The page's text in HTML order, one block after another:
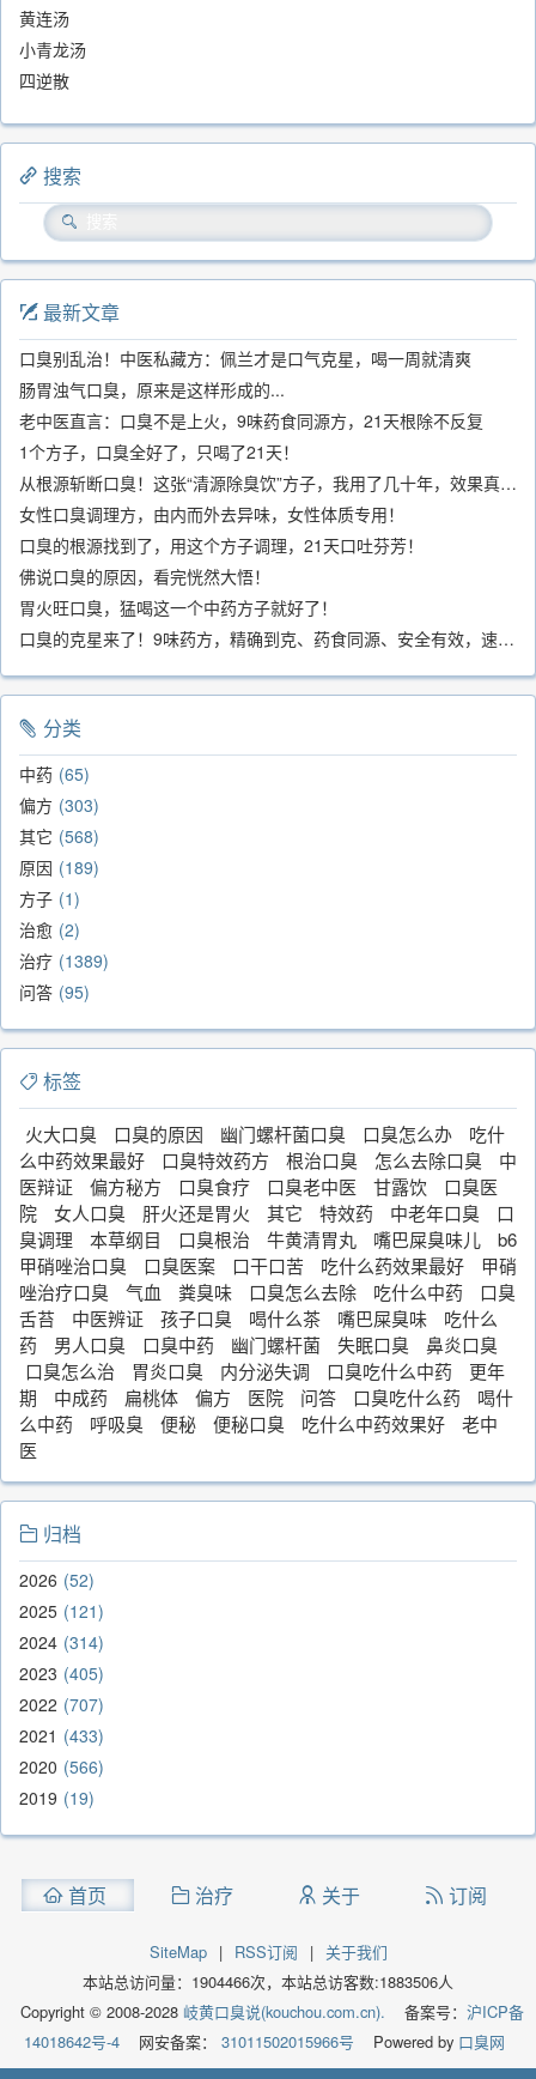
黄连汤
小青龙汤
四逆散
搜索
最新文章
口臭别乱治！中医私藏方：佩兰才是口气克星，喝一周就清爽
肠胃浊气口臭，原来是这样形成的...
老中医直言：口臭不是上火，9味药食同源方，21天根除不反复
1个方子，口臭全好了，只喝了21天！
从根源斩断口臭！这张“清源除臭饮”方子，我用了几十年，效果真不错
女性口臭调理方，由内而外去异味，女性体质专用！
口臭的根源找到了，用这个方子调理，21天口吐芬芳！
佛说口臭的原因，看完恍然大悟！
胃火旺口臭，猛喝这一个中药方子就好了！
口臭的克星来了！9味药方，精确到克、药食同源、安全有效，速看！
分类
中药 65
偏方 303
其它 568
原因 189
方子 1
治愈 2
治疗 1389
问答 95
标签
火大口臭 口臭的原因 幽门螺杆菌口臭 口臭怎么办
吃什
么中药效果最好
口臭特效药方 根治口臭 怎么去除口臭
中
医辩证
偏方秘方 口臭食疗 口臭老中医 甘露饮
口臭医
院
女人口臭 肝火还是胃火 其它 特效药 中老年口臭
口
臭调理
本草纲目 口臭根治 牛黄清胃丸 嘴巴屎臭味儿
b6
甲硝唑治口臭
口臭医案 口干口苦 吃什么药效果最好
甲硝
唑治疗口臭
气血 粪臭味 口臭怎么去除 吃什么中药
口臭
舌苔
中医辨证 孩子口臭 喝什么茶 嘴巴屎臭味
吃什么
药
男人口臭 口臭中药 幽门螺杆菌 失眠口臭
鼻炎口臭
口臭怎么治
胃炎口臭 内分泌失调 口臭吃什么中药
更年
期
中成药 扁桃体 偏方 医院 问答 口臭吃什么药
喝什
么中药
呼吸臭 便秘 便秘口臭 吃什么中药效果好
老中
医
归档
2026 52
2025 121
2024 314
2023 405
2022 707
2021
433
2020 566
2019 19
首页 治疗 关于 订阅
SiteMap | RSS订阅 |
关于我们
本站总访问量： 1904466次，本站总访客数:1883506人
Copyright © 2008-2028 岐黄口臭说(kouchou.com.cn). 备案号： 沪ICP备
14018642号-4
网安备案： 31011502015966号 Powered by 口臭网